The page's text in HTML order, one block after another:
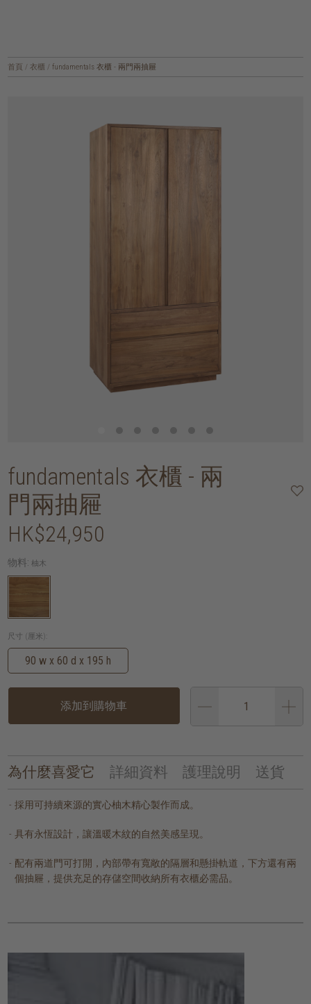
首頁 / 衣櫃 / fundamentals 衣櫃 - 兩門兩抽屜
fundamentals 衣櫃 - 兩
門兩抽屜
HK$24,950
物料: 柚木
尺寸 (厘米):
90 w x 60 d x 195 h
添加到購物車
為什麼喜愛它 詳細資料 護理說明 送貨
採用可持續來源的實心柚木精心製作而成。
具有永恆設計，讓溫暖木紋的自然美感呈現。
配有兩道門可打開，內部帶有寬敞的隔層和懸掛軌道，下方還有兩
個抽屜，提供充足的存儲空間收納所有衣櫃必需品。